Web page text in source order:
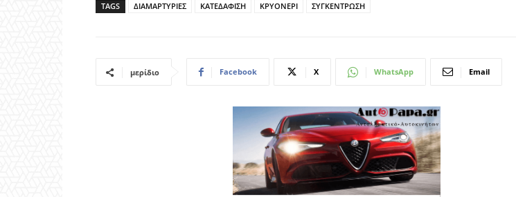
TAGS ΔΙΑΜΑΡΤΥΡΙΕΣ ΚΑΤΕΔΑΦΙΣΗ ΚΡΥΟΝΕΡΙ ΣΥΓΚΕΝΤΡΩΣΗ
μερίδιο Facebook X WhatsApp Email